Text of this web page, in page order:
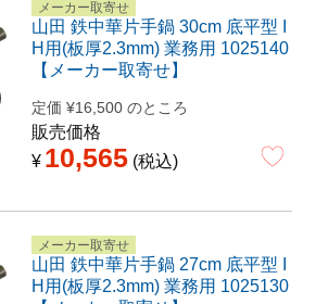
メーカー取寄せ
山田 鉄中華片手鍋 30cm 底平型 I
H用(板厚2.3mm) 業務用 1025140
【メーカー取寄せ】
定価 ¥16,500 のところ
販売価格
¥ 10,565 税込
メーカー取寄せ
山田 鉄中華片手鍋 27cm 底平型 I
H用(板厚2.3mm) 業務用 1025130